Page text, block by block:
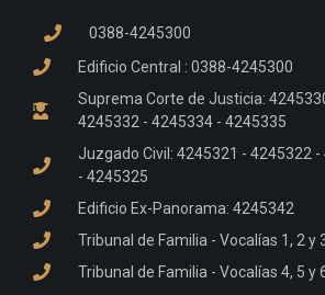
0388-4245300
Edificio Central : 0388-4245300
Suprema Corte de Justicia:
4245332 - 4245334 - 4245335
Juzgado Civil: 4245321 - 4245322
- 4245325
Edificio Ex-Panorama: 4245342
Tribunal de Familia - Vocalías 1, 2 y
Tribunal de Familia - Vocalías 4, 5 y